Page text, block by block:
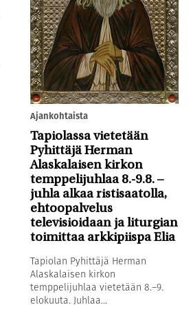
Ajankohtaista
Tapiolassa vietetään
Pyhittäjä Herman
Alaskalaisen kirkon
temppelijuhlaa 8.-9.8. –
juhla alkaa ristisaatolla,
ehtoopalvelus
televisioidaan ja liturgian
toimittaa arkkipiispa Elia
Tapiolan Pyhittäjä Herman
Alaskalaisen kirkon
temppelijuhlaa vietetään 8.–9.
elokuuta. Juhlaa...